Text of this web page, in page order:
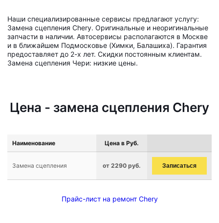
Наши специализированные сервисы предлагают услугу:
Замена сцепления Chery. Оригинальные и неоригинальные
запчасти в наличии. Автосервисы располагаются в Москве
и в ближайшем Подмосковье (Химки, Балашиха). Гарантия
предоставляет до 2-х лет. Скидки постоянным клиентам.
Замена сцепления Чери: низкие цены.
Цена - замена сцепления Chery
Наименование Цена в Руб.
Замена сцепления от 2290 руб. Записаться
Прайс-лист на ремонт Chery